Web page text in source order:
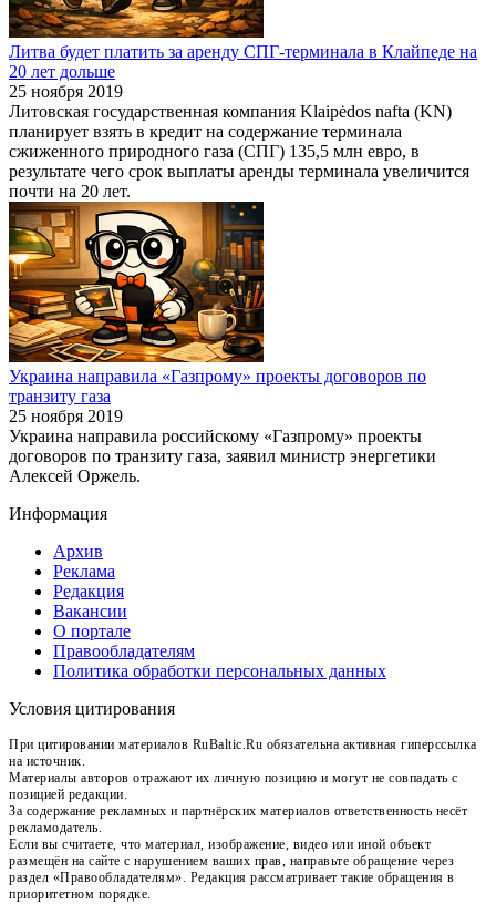
Литва будет платить за аренду СПГ-терминала в Клайпеде на
20 лет дольше
25 ноября 2019
Литовская государственная компания Klaipėdos nafta (KN)
планирует взять в кредит на содержание терминала
сжиженного природного газа (СПГ) 135,5 млн евро, в
результате чего срок выплаты аренды терминала увеличится
почти на 20 лет.
Украина направила «Газпрому» проекты договоров по
транзиту газа
25 ноября 2019
Украина направила российскому «Газпрому» проекты
договоров по транзиту газа, заявил министр энергетики
Алексей Оржель.
Информация
Архив
Реклама
Редакция
Вакансии
О портале
Правообладателям
Политика обработки персональных данных
Условия цитирования
При цитировании материалов RuBaltic.Ru обязательна активная гиперссылка
на источник.
Материалы авторов отражают их личную позицию и могут не совпадать с
позицией редакции.
За содержание рекламных и партнёрских материалов ответственность несёт
рекламодатель.
Если вы считаете, что материал, изображение, видео или иной объект
размещён на сайте с нарушением ваших прав, направьте обращение через
раздел «Правообладателям». Редакция рассматривает такие обращения в
приоритетном порядке.